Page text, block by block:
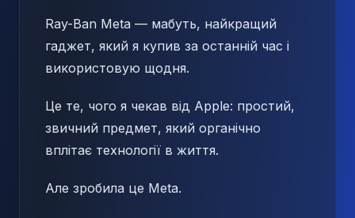
Ray-Ban Meta — мабуть, найкращий
гаджет, який я купив за останній час і
використовую щодня.
Це те, чого я чекав від Apple: простий,
звичний предмет, який органічно
вплітає технології в життя.
Але зробила це Meta.